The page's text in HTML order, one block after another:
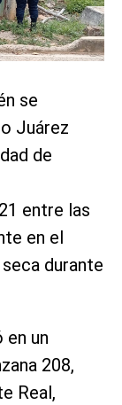
se
Juárez
de
entre las
en el
durante
un
208,
Real,